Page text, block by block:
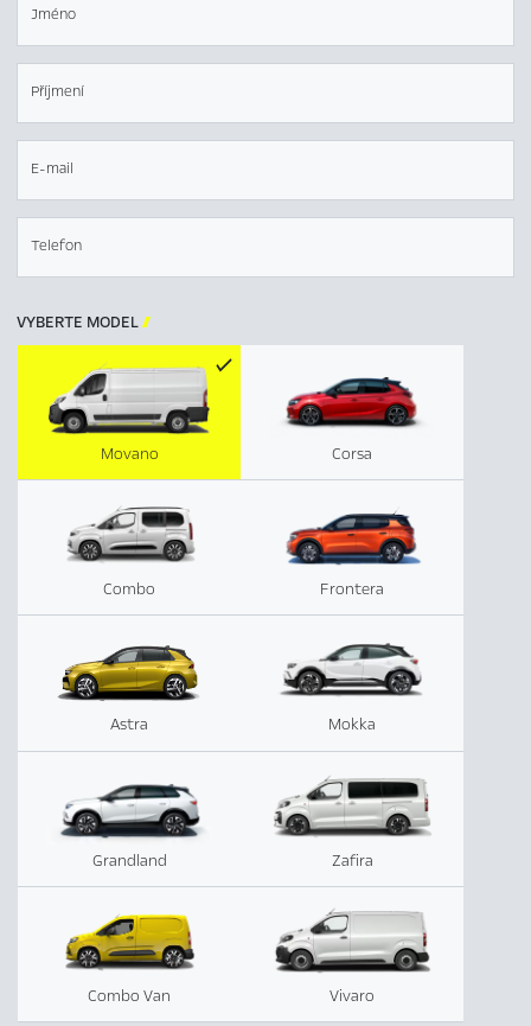
Jméno
Příjmení
E-mail
Telefon
VYBERTE MODEL
Corsa
Combo Frontera
Astra Mokka
Grandland Zafira
Combo Van Vivaro
Movano